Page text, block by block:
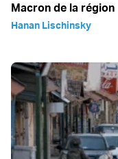
Macron de la région
Hanan Lischinsky